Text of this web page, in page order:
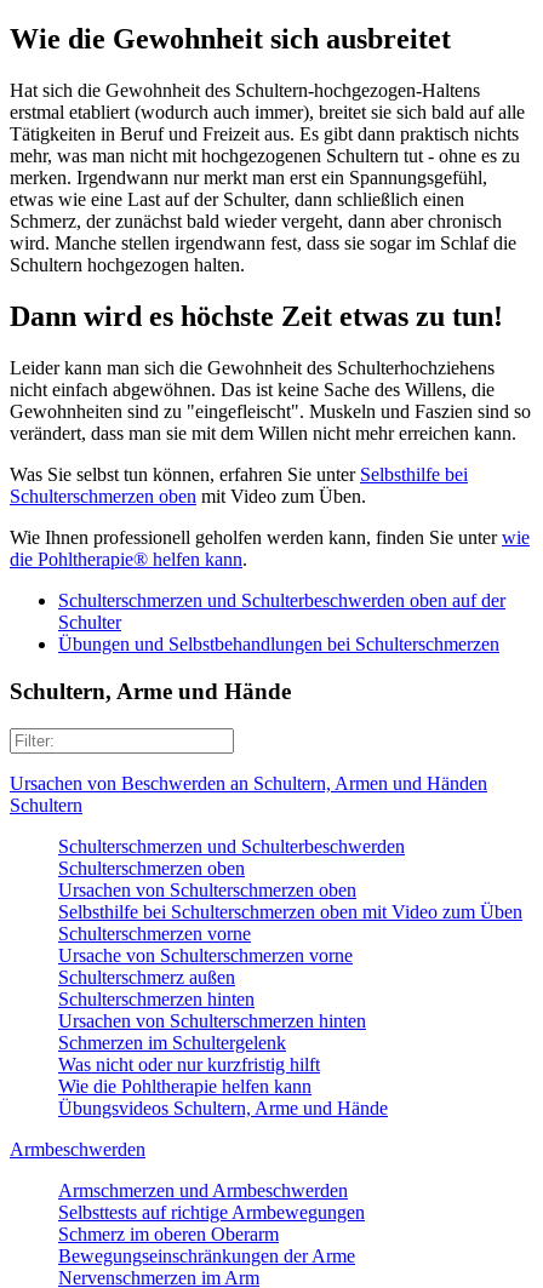
Wie die Gewohnheit sich ausbreitet
Hat sich die Gewohnheit des Schultern-hochgezogen-Haltens
erstmal etabliert (wodurch auch immer), breitet sie sich bald auf alle
Tätigkeiten in Beruf und Freizeit aus. Es gibt dann praktisch nichts
mehr, was man nicht mit hochgezogenen Schultern tut - ohne es zu
merken. Irgendwann nur merkt man erst ein Spannungsgefühl,
etwas wie eine Last auf der Schulter, dann schließlich einen
Schmerz, der zunächst bald wieder vergeht, dann aber chronisch
wird. Manche stellen irgendwann fest, dass sie sogar im Schlaf die
Schultern hochgezogen halten.
Dann wird es höchste Zeit etwas zu tun!
Leider kann man sich die Gewohnheit des Schulterhochziehens
nicht einfach abgewöhnen. Das ist keine Sache des Willens, die
Gewohnheiten sind zu "eingefleischt". Muskeln und Faszien sind so
verändert, dass man sie mit dem Willen nicht mehr erreichen kann.
Was Sie selbst tun können, erfahren Sie unter Selbsthilfe bei
Schulterschmerzen oben mit Video zum Üben.
Wie Ihnen professionell geholfen werden kann, finden Sie unterwie
die Pohltherapie® helfen kann.
Schulterschmerzen und Schulterbeschwerden oben auf der
Schulter
Übungen und Selbstbehandlungen bei Schulterschmerzen
Schultern, Arme und Hände
Ursachen von Beschwerden an Schultern, Armen und Händen
Schultern
Schulterschmerzen und Schulterbeschwerden
Schulterschmerzen oben
Ursachen von Schulterschmerzen oben
Selbsthilfe bei Schulterschmerzen oben mit Video zum Üben
Schulterschmerzen vorne
Ursache von Schulterschmerzen vorne
Schulterschmerz außen
Schulterschmerzen hinten
Ursachen von Schulterschmerzen hinten
Schmerzen im Schultergelenk
Was nicht oder nur kurzfristig hilft
Wie die Pohltherapie helfen kann
Übungsvideos Schultern, Arme und Hände
Armbeschwerden
Armschmerzen und Armbeschwerden
Selbsttests auf richtige Armbewegungen
Schmerz im oberen Oberarm
Bewegungseinschränkungen der Arme
Nervenschmerzen im Arm